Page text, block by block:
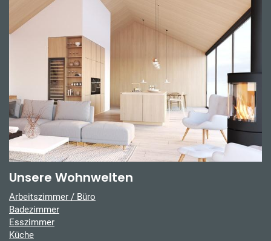
Unsere Wohnwelten
Arbeitszimmer / Büro
Badezimmer
Esszimmer
Küche